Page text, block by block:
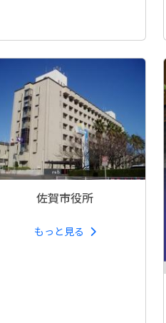
佐賀市役所
もっと見る